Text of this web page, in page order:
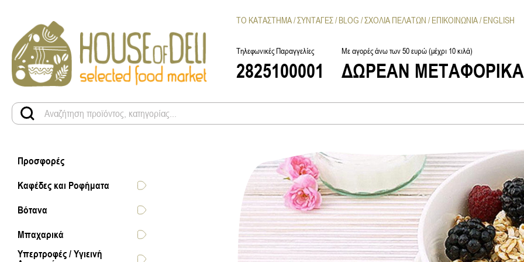
Τηλεφωνικές Παραγγελίες
2825100001
Με αγορές άνω των 50 ευρώ (μέχρι 10 κιλά)
ΔΩΡΕΑΝ ΜΕΤΑΦΟΡΙΚΑ
ΤΟ ΚΑΤΑΣΤΗΜΑ ΣΥΝΤΑΓΕΣ BLOG ΣΧΟΛΙΑ ΠΕΛΑΤΩΝ ΕΠΙΚΟΙΝΩΝΙΑ ENGLISH
Προσφορές
Καφέδες και Ροφήματα
Βότανα
Μπαχαρικά
Υπερτροφές / Υγιεινή